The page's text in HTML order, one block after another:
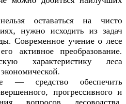
оставаться на чисто
нужно исходить из задач
Современное учение о лесе
активное преобразование.
характеристику леса
— средство обеспечить
прогрессивного и
вопросов лесоводства.